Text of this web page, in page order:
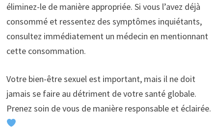
éliminez-le de manière appropriée. Si vous l’avez déjà
consommé et ressentez des symptômes inquiétants,
consultez immédiatement un médecin en mentionnant
cette consommation.
Votre bien-être sexuel est important, mais il ne doit
jamais se faire au détriment de votre santé globale.
Prenez soin de vous de manière responsable et éclairée.